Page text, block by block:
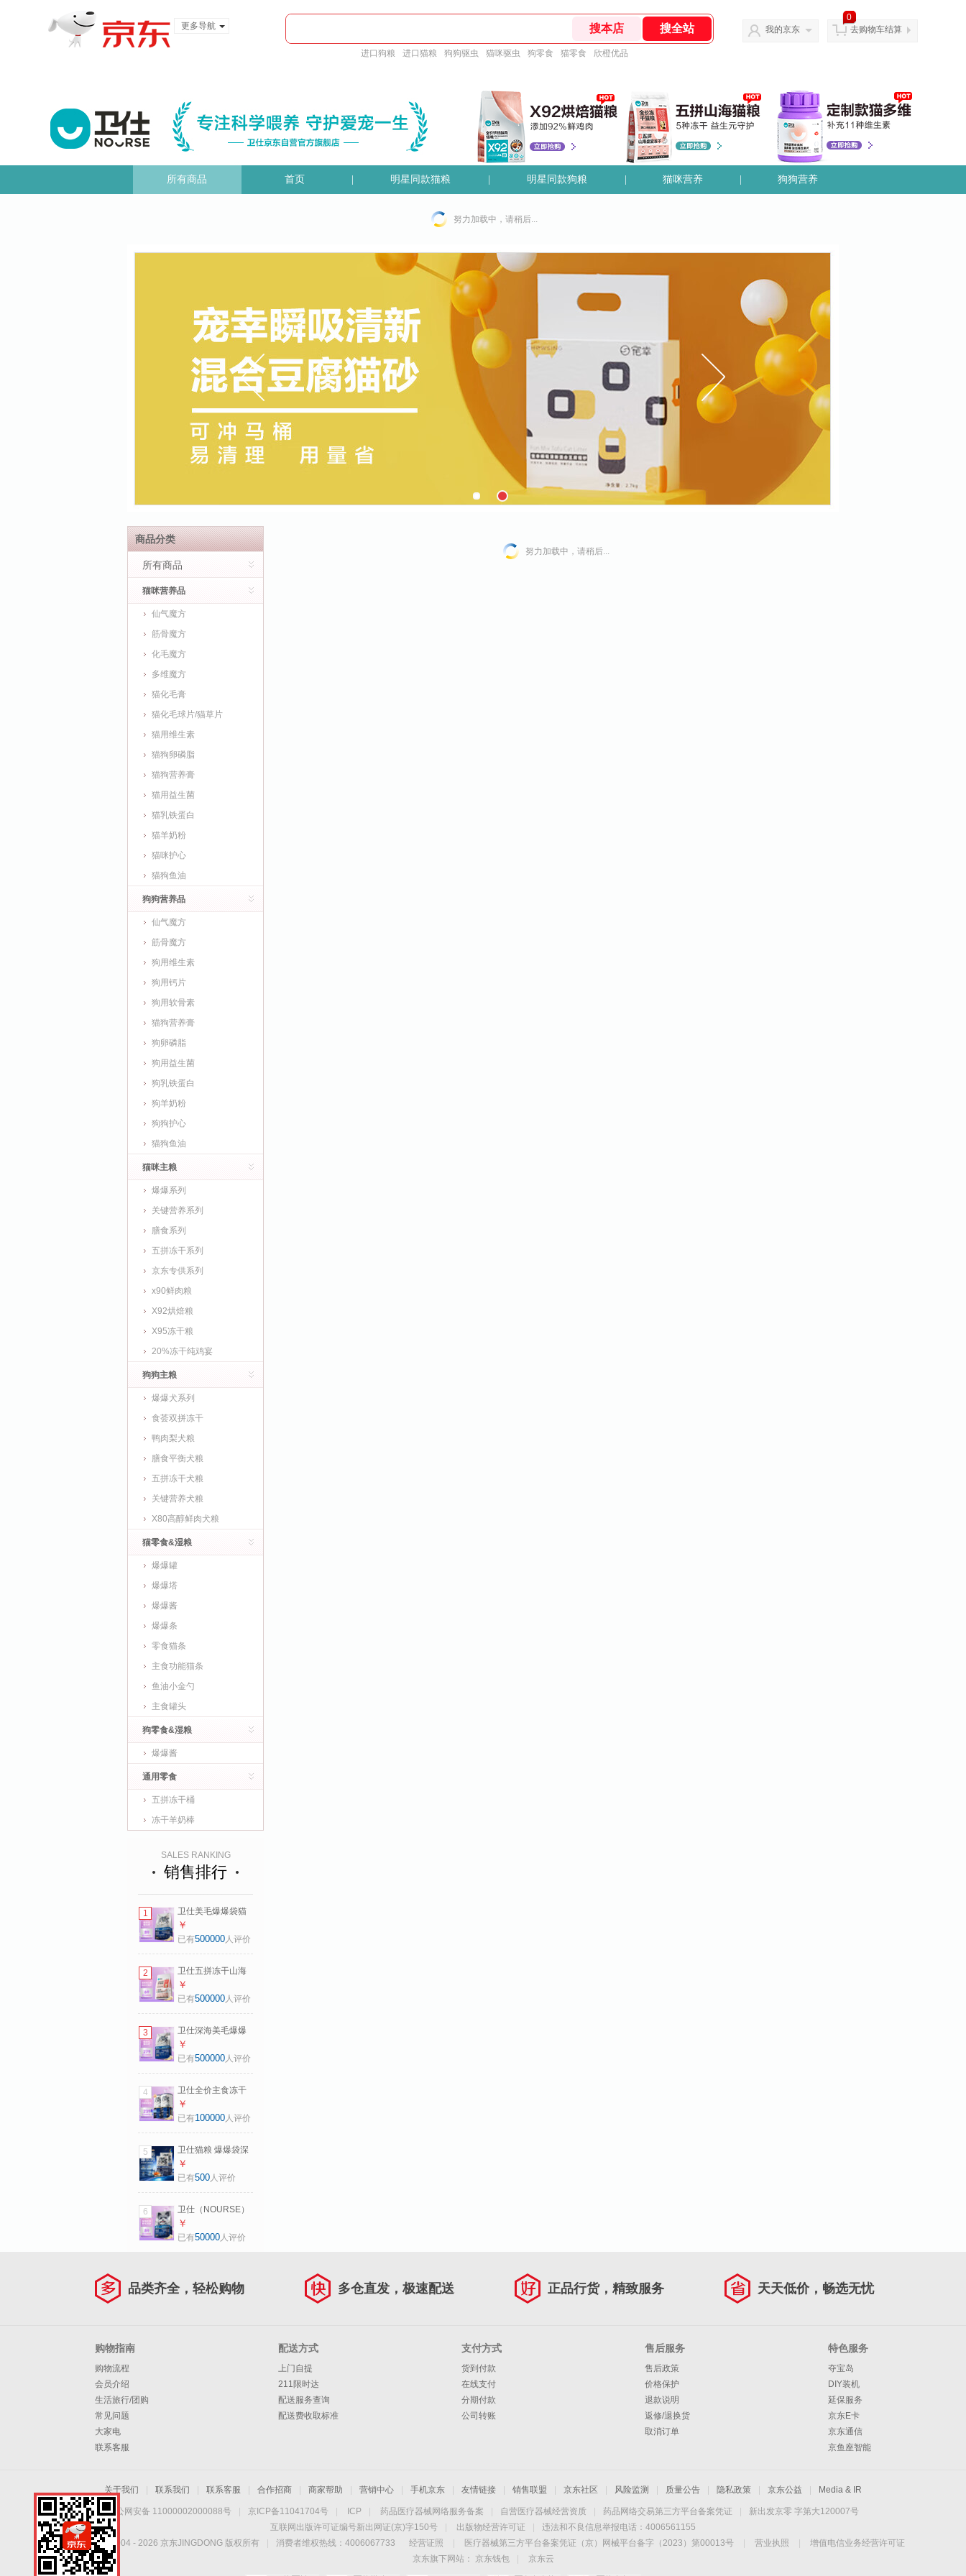
更多导航
进口狗粮 进口猫粮 狗狗驱虫 猫咪驱虫 狗零食 猫零食 欣橙优品
我的京东
0
去购物车结算
所有商品 首页 明星同款猫粮 明星同款狗粮 猫咪营养 狗狗营养
努力加载中，请稍后...
商品分类
所有商品
猫咪营养品
仙气魔方
筋骨魔方
化毛魔方
多维魔方
猫化毛膏
猫化毛球片/猫草片
猫用维生素
猫狗卵磷脂
猫狗营养膏
猫用益生菌
猫乳铁蛋白
猫羊奶粉
猫咪护心
猫狗鱼油
狗狗营养品
仙气魔方
筋骨魔方
狗用维生素
狗用钙片
狗用软骨素
猫狗营养膏
狗卵磷脂
狗用益生菌
狗乳铁蛋白
狗羊奶粉
狗狗护心
猫狗鱼油
猫咪主粮
爆爆系列
关键营养系列
膳食系列
五拼冻干系列
京东专供系列
x90鲜肉粮
X92烘焙粮
X95冻干粮
20%冻干纯鸡宴
狗狗主粮
爆爆犬系列
食荟双拼冻干
鸭肉梨犬粮
膳食平衡犬粮
五拼冻干犬粮
关键营养犬粮
X80高醇鲜肉犬粮
猫零食&湿粮
爆爆罐
爆爆塔
爆爆酱
爆爆条
零食猫条
主食功能猫条
鱼油小金勺
主食罐头
狗零食&湿粮
爆爆酱
通用零食
五拼冻干桶
冻干羊奶棒
SALES RANKING
销售排行
1
卫仕美毛爆爆袋猫
干粮成猫幼猫全价
冻干鲜肉猫粮1.5kg
￥
已有500000人评价
2
卫仕五拼冻干山海
盛宴猫粮1.5kg 成猫
幼猫高蛋白粮通用
￥
已有500000人评价
3
卫仕深海美毛爆爆
袋 猫干粮 成猫幼猫
全阶段冻干注心鲜
￥
已有500000人评价
4
卫仕全价主食冻干
猫粮 生骨肉猫干粮
深海美毛爆爆桶
￥
已有100000人评价
5
卫仕猫粮 爆爆袋深
海胶原冻干粮
50g*2
￥
已有500人评价
6
卫仕（NOURSE）
爆爆袋 深海胶原 全
价冻干注心鲜肉犬
￥
已有50000人评价
努力加载中，请稍后...
品类齐全，轻松购物 多仓直发，极速配送 正品行货，精致服务 天天低价，畅选无忧
购物指南
购物流程
会员介绍
生活旅行/团购
常见问题
大家电
联系客服
配送方式
上门自提
211限时达
配送服务查询
配送费收取标准
支付方式
货到付款
在线支付
分期付款
公司转账
售后服务
售后政策
价格保护
退款说明
返修/退换货
取消订单
特色服务
夺宝岛
DIY装机
延保服务
京东E卡
京东通信
京鱼座智能
关于我们 联系我们 联系客服 合作招商 商家帮助 营销中心 手机京东 友情链接 销售联盟 京东社区 风险监测 质量公告 隐私政策 京东公益 Media & IR
京公网安备 11000002000088号 京ICP备11041704号 ICP 药品医疗器械网络服务备案 自营医疗器械经营资质 药品网络交易第三方平台备案凭证
新出发京零 字第大120007号
互联网出版许可证编号新出网证(京)字150号
出版物经营许可证
违法和不良信息举报电话：4006561155
Copyright © 2004 - 2026 京东JINGDONG 版权所有 消费者维权热线：4006067733 经营证照 医疗器械第三方平台备案凭证（京）网械平台备字（2023）第00013号 营业执照
增值电信业务经营许可证
京东旗下网站：
京东钱包
京东云